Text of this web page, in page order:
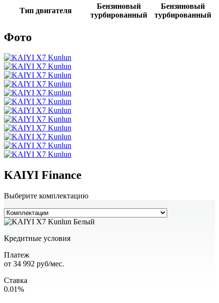
Тип двигателя
Бензиновый
турбированный
Бензиновый
турбированный
Фото
KAIYI Finance
Выберите комплектацию
Кредитные условия
Платеж
от 34 992 руб/мес.
Ставка
0.01%